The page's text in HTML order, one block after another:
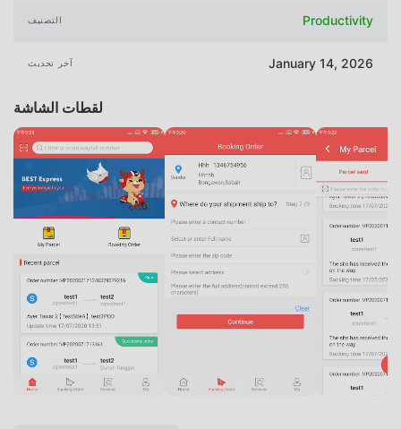
التصنيف Productivity
آخر تحديث January 14, 2026
لقطات الشاشة